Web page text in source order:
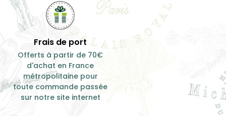
Frais de port
Offerts à partir de 70€
d'achat en France
métropolitaine pour
toute commande passée
sur notre site internet